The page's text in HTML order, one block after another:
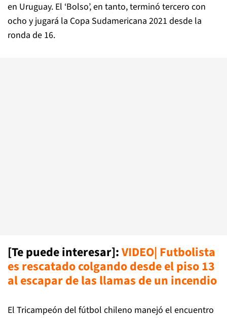
en Uruguay. El ‘Bolso’, en tanto, terminó tercero con
ocho y jugará la Copa Sudamericana 2021 desde la
ronda de 16.
[Te puede interesar]:VIDEO| Futbolista
es rescatado colgando desde el piso 13
al escapar de las llamas de un incendio
El Tricampeón del fútbol chileno manejó el encuentro